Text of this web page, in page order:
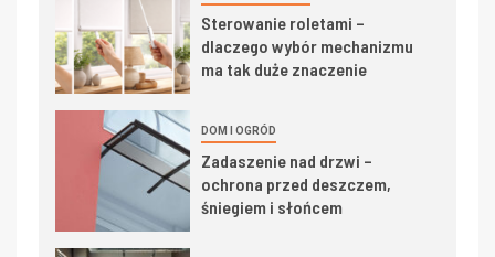
Sterowanie roletami –
dlaczego wybór mechanizmu
ma tak duże znaczenie
DOM I OGRÓD
Zadaszenie nad drzwi –
ochrona przed deszczem,
śniegiem i słońcem